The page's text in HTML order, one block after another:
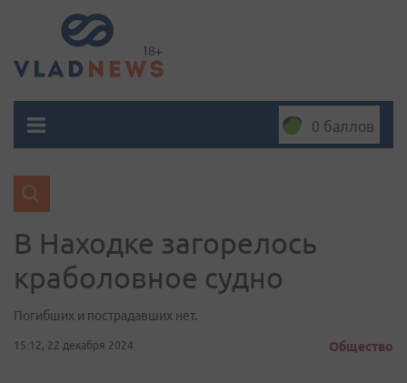
0 баллов
В Находке загорелось
краболовное судно
Погибших и пострадавших нет.
15:12, 22 декабря 2024 Общество